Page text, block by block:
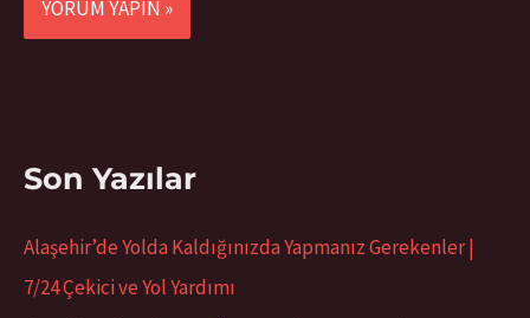
Son Yazılar
Alaşehir’de Yolda Kaldığınızda Yapmanız Gerekenler |
7/24 Çekici ve Yol Yardımı